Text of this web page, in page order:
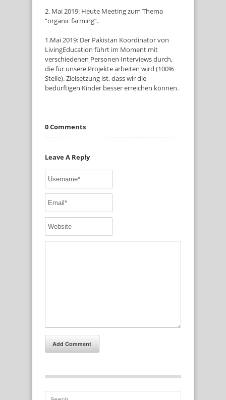
2. Mai 2019: Heute Meeting zum Thema
“organic farming”.
1.Mai 2019: Der Pakistan Koordinator von
LivingEducation führt im Moment mit
verschiedenen Personen Interviews durch,
die für unsere Projekte arbeiten wird (100%
Stelle). Zielsetzung ist, dass wir die
bedürftigen Kinder besser erreichen können.
0 Comments
Leave A Reply
Add Comment